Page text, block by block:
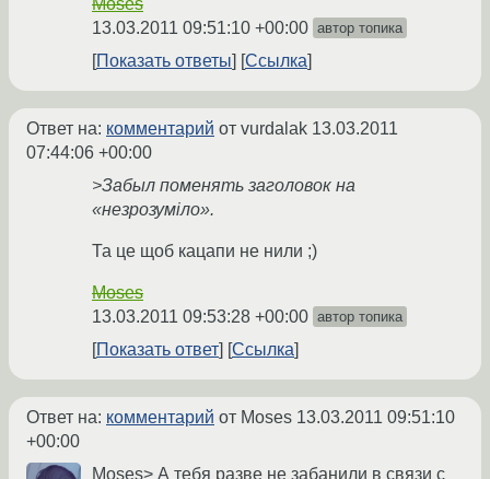
Moses
13.03.2011 09:51:10 +00:00 автор топика
Показать ответы Ссылка
Ответ на: комментарий от vurdalak 13.03.2011
07:44:06 +00:00
>Забыл поменять заголовок на
«незрозуміло».
Та це щоб кацапи не нили ;)
Moses
13.03.2011 09:53:28 +00:00 автор топика
Показать ответ Ссылка
Ответ на: комментарий от Moses 13.03.2011 09:51:10
+00:00
Moses> А тебя разве не забанили в связи с